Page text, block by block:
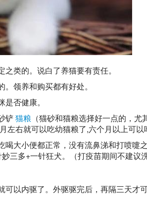
类的。说白了养猫要有责任。
领养和购买都有好处。
否健康。
铲猫粮 （猫砂和猫粮选择好一点的，
右就可以吃幼猫粮了,六个月以上可以
大小便都正常，没有流鼻涕和打喷嚏
妙三多+一针狂犬。（打疫苗期间不建议
可以内驱了。外驱驱完后，再隔三天才